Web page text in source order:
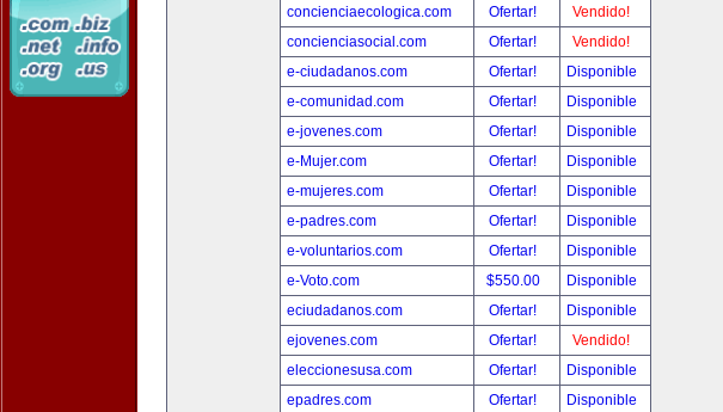
concienciaecologica.com
Ofertar!
Vendido!
concienciasocial.com
Ofertar!
Vendido!
e-ciudadanos.com
Ofertar!
Disponible
e-comunidad.com
Ofertar!
Disponible
e-jovenes.com
Ofertar!
Disponible
e-Mujer.com
Ofertar!
Disponible
e-mujeres.com
Ofertar!
Disponible
e-padres.com
Ofertar!
Disponible
e-voluntarios.com
Ofertar!
Disponible
e-Voto.com
$550.00
Disponible
eciudadanos.com
Ofertar!
Disponible
ejovenes.com
Ofertar!
Vendido!
eleccionesusa.com
Ofertar!
Disponible
epadres.com
Ofertar!
Disponible